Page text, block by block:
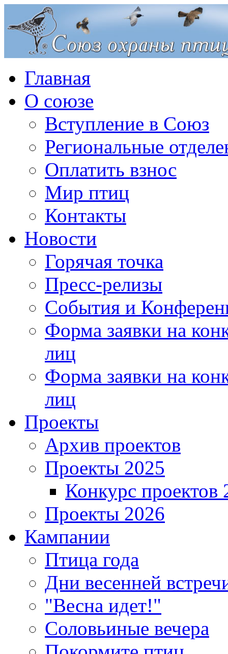
Главная
О союзе
Вступление в Союз
Региональные
Оплатить взнос
Мир птиц
Контакты
Новости
Горячая точка
Пресс-релизы
События и
Форма заявки на
лиц
Форма заявки на
лиц
Проекты
Архив проектов
Проекты 2025
Конкурс проектов
Проекты 2026
Кампании
Птица года
Дни весенней
"Весна идет!"
Соловьиные вечера